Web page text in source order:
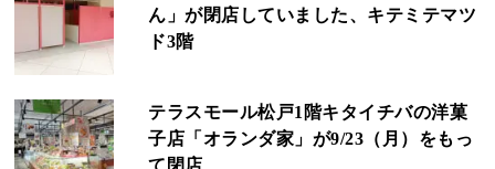
ん」が閉店していました、キテミテマツ
ド3階
テラスモール松戸1階キタイチバの洋菓
子店「オランダ家」が9/23（月）をもっ